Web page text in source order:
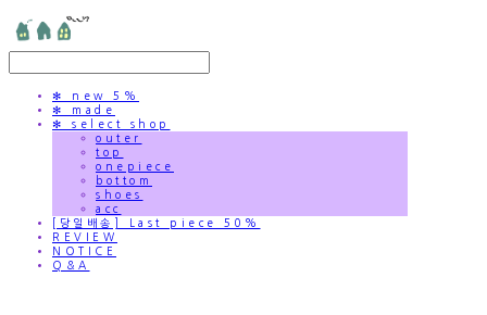
✻ new 5%
✻ made
✻ select shop
outer
top
onepiece
bottom
shoes
acc
[당일배송] Last piece 50%
REVIEW
NOTICE
Q&A